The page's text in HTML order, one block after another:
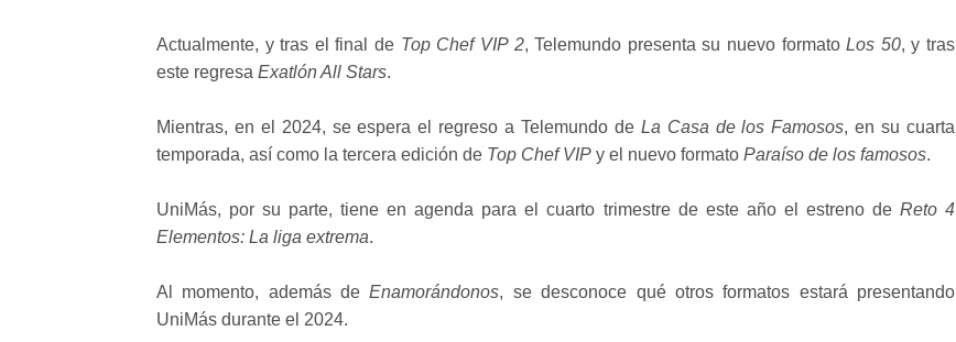
Actualmente, y tras el final de Top Chef VIP 2, Telemundo presenta su nuevo formatoLos 50, y tras
este regresa Exatlón All Stars.
Mientras, en el 2024, se espera el regreso a Telemundo de La Casa de los Famosos, en su cuarta
temporada, así como la tercera edición de Top Chef VIP y el nuevo formato Paraíso de los famosos.
UniMás, por su parte, tiene en agenda para el cuarto trimestre de este año el estreno de Reto 4
Elementos: La liga extrema.
Al momento, además deEnamorándonos, se desconoce qué otros formatos estará presentando
UniMás durante el 2024.